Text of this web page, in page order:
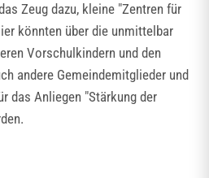
Zeug dazu, kleine "Zentren für
könnten über die unmittelbar
Vorschulkindern und den
andere Gemeindemitglieder und
das Anliegen "Stärkung der